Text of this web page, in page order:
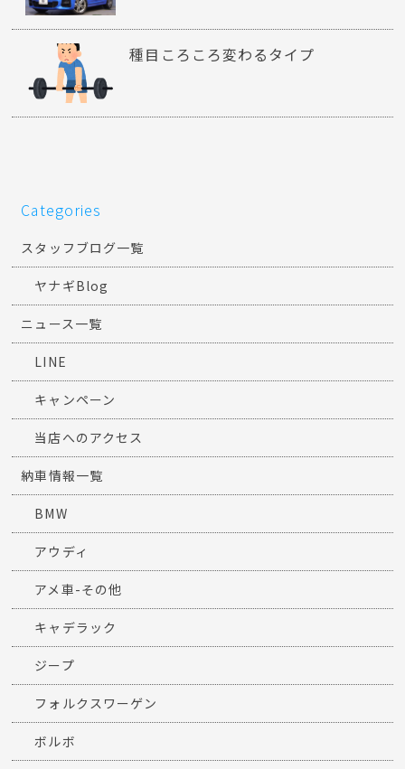
種目ころころ変わるタイプ
Categories
スタッフブログ一覧
ヤナギBlog
ニュース一覧
LINE
キャンペーン
当店へのアクセス
納車情報一覧
BMW
アウディ
アメ車-その他
キャデラック
ジープ
フォルクスワーゲン
ボルボ